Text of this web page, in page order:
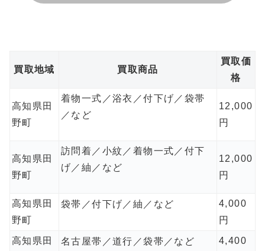
買取地域 買取商品
買取価
格
高知県田
野町
着物一式／浴衣／付下げ／袋帯
／など
12,000
円
高知県田
野町
訪問着／小紋／着物一式／付下
げ／紬／など
12,000
円
高知県田
野町
袋帯／付下げ／紬／など
4,000
円
高知県田
名古屋帯／道行／袋帯／など
4,400